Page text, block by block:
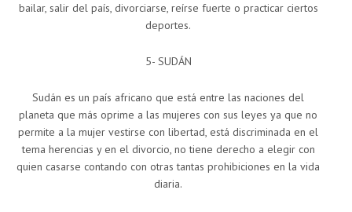
bailar, salir del país, divorciarse, reírse fuerte o practicar ciertos
deportes.
5- SUDÁN
Sudán es un país africano que está entre las naciones del
planeta que más oprime a las mujeres con sus leyes ya que no
permite a la mujer vestirse con libertad, está discriminada en el
tema herencias y en el divorcio, no tiene derecho a elegir con
quien casarse contando con otras tantas prohibiciones en la vida
diaria.